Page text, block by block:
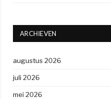
ARCHIEVEN
augustus 2026
juli 2026
mei 2026